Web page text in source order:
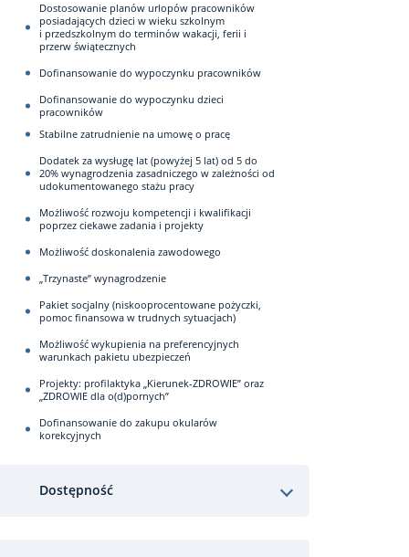
Dostosowanie planów urlopów pracowników
posiadających dzieci w wieku szkolnym
i przedszkolnym do terminów wakacji, ferii i
przerw świątecznych
Dofinansowanie do wypoczynku pracowników
Dofinansowanie do wypoczynku dzieci
pracowników
Stabilne zatrudnienie na umowę o pracę
Dodatek za wysługę lat (powyżej 5 lat) od 5 do
20% wynagrodzenia zasadniczego w zależności od
udokumentowanego stażu pracy
Możliwość rozwoju kompetencji i kwalifikacji
poprzez ciekawe zadania i projekty
Możliwość doskonalenia zawodowego
„Trzynaste” wynagrodzenie
Pakiet socjalny (niskooprocentowane pożyczki,
pomoc finansowa w trudnych sytuacjach)
Możliwość wykupienia na preferencyjnych
warunkach pakietu ubezpieczeń
Projekty: profilaktyka „Kierunek-ZDROWIE” oraz
„ZDROWIE dla o(d)pornych”
Dofinansowanie do zakupu okularów
korekcyjnych
Dostępność